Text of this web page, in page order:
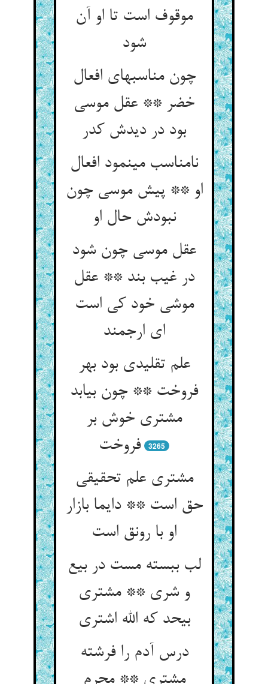
موقوف است تا او آن
شود
چون مناسبهای افعال
خضر ** عقل موسی
بود در دیدش کدر
نامناسب می‏نمود افعال
او ** پیش موسی چون
نبودش حال او
عقل موسی چون شود
در غیب بند ** عقل
موشی خود کی است
ای ارجمند
علم تقلیدی بود بهر
فروخت ** چون بیابد
مشتری خوش بر
فروخت‏
3265
مشتری علم تحقیقی
حق است ** دایما بازار
او با رونق است‏
لب ببسته مست در بیع
و شری ** مشتری
بی‏حد که الله اشتری‏
درس آدم را فرشته
مشتری ** محرم